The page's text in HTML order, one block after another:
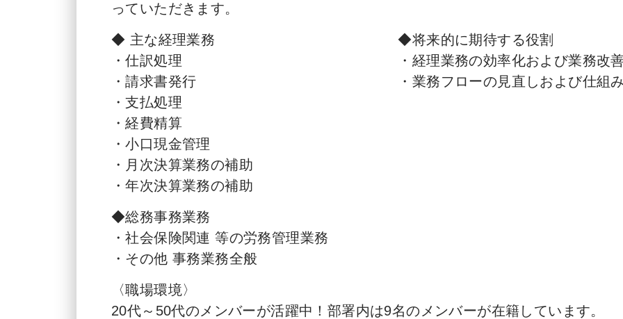
っていただきます。
◆ 主な経理業務
・仕訳処理
・請求書発行
・支払処理
・経費精算
・小口現金管理
・月次決算業務の補助
・年次決算業務の補助
◆将来的に期待する役割
・経理業務の効率化および業務改
・業務フローの見直しおよび仕組
◆総務事務業務
・社会保険関連 等の労務管理業務
・その他 事務業務全般
〈職場環境〉
20代～50代のメンバーが活躍中！部署内は9名のメンバーが在籍しています。